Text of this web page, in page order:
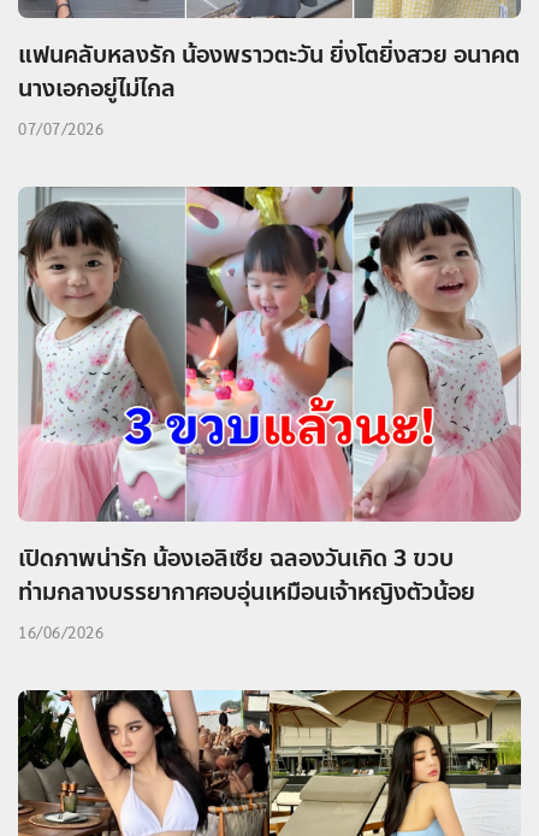
แฟนคลับหลงรัก น้องพราวตะวัน ยิ่งโตยิ่งสวย อนาคต
นางเอกอยู่ไม่ไกล
07/07/2026
เปิดภาพน่ารัก น้องเอลิเซีย ฉลองวันเกิด 3 ขวบ
ท่ามกลางบรรยากาศอบอุ่นเหมือนเจ้าหญิงตัวน้อย
16/06/2026